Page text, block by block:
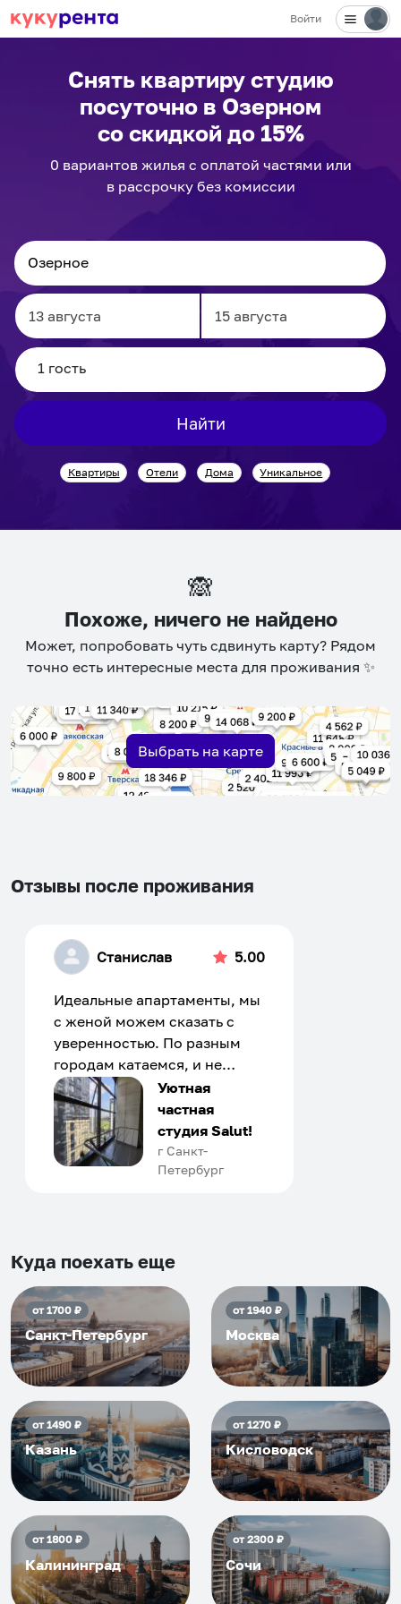
Войти
Снять квартиру студию
посуточно в Озерном
со скидкой до 15%
0 вариантовжилья с оплатой частями или
в рассрочку без комиссии
Navigate
forward
to
interact
with
calendar
question
mark
key
get
the
keyboard
shortcuts
for
Navigate
to
interact
with
calendar
Press
question
mark
key
get
the
keyboard
shortcuts
for
Найти
Квартиры Отели Дома Уникальное
🙈
Похоже, ничего не найдено
Может, попробовать чуть сдвинуть карту? Рядом
точно есть интересные места для проживания ✨
Выбрать на карте
Отзывы после проживания
Станислав 5.00
Идеальные апартаменты, мы
с женой можем сказать с
уверенностью. По разным
городам катаемся, и не
только в России. Сервис на
отличном уровне. Хозяин
апартаментов доброй души
человек, всегда можно
договориться, подскажет
приезжать еще...
Уютная
частная
студия Salut!
г Санкт-
Петербург
Куда поехать еще
от1700₽
Санкт-Петербург
от1940₽
Москва
от1490₽
Казань
от1270₽
Кисловодск
от1800₽
Калининград
от2300₽
Сочи